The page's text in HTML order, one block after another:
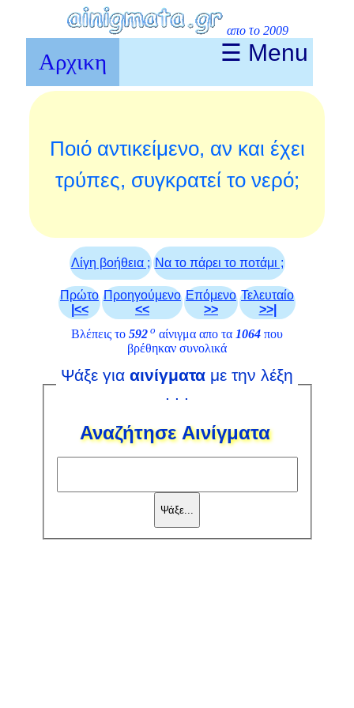
απο το 2009
Αρχικη ☰ Menu
Ποιό αντικείμενο, αν και έχει
τρύπες, συγκρατεί το νερό;
Λίγη βοήθεια ; Να το πάρει το ποτάμι ;
Πρώτο
|<<
Προηγούμενο
<<
Επόμενο
>>
Τελευταίο
>>|
Βλέπεις το 592 ο αίνιγμα απο τα 1064 που
βρέθηκαν συνολικά
Ψάξε για αινίγματα με την λέξη
. . .
Αναζήτησε Αινίγματα